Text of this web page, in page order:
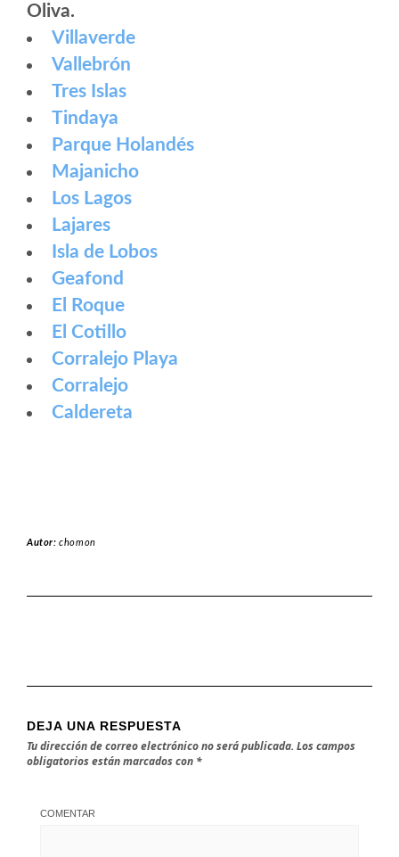
Oliva.
Villaverde
Vallebrón
Tres Islas
Tindaya
Parque Holandés
Majanicho
Los Lagos
Lajares
Isla de Lobos
Geafond
El Roque
El Cotillo
Corralejo Playa
Corralejo
Caldereta
Autor:chomon
DEJA UNA RESPUESTA
Tu dirección de correo electrónico no será publicada. Los campos
obligatorios están marcados con *
COMENTAR